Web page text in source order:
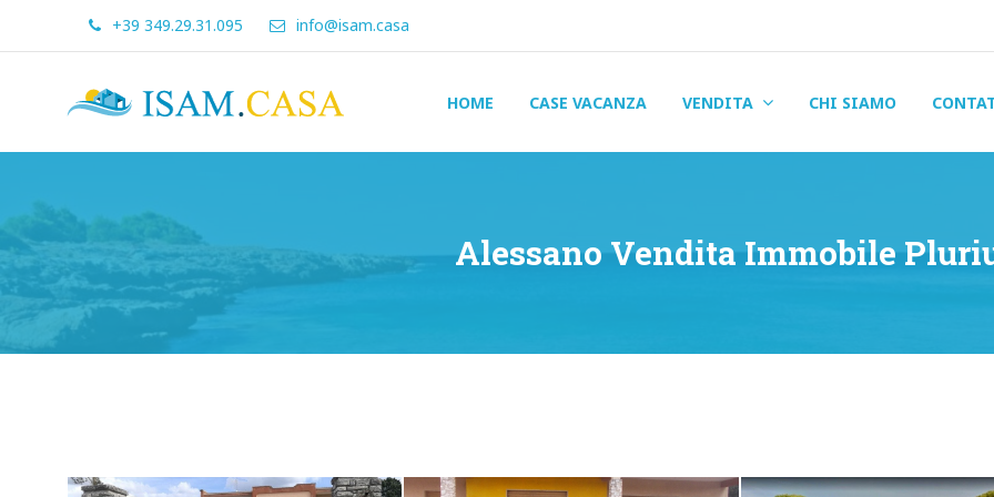
+39 349.29.31.095 info@isam.casa
ISAM.CASA
Dove
HOME CASE VACANZA VENDITA CHI SIAMO
Alessano Vendita Immobile